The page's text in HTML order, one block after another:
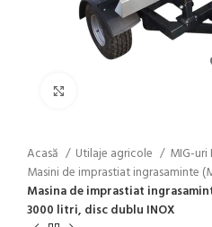
Acasă Utilaje agricole
MIG-
Masini de imprastiat ingrasaminte
Masina de imprastiat
3000 litri, disc dublu INOX